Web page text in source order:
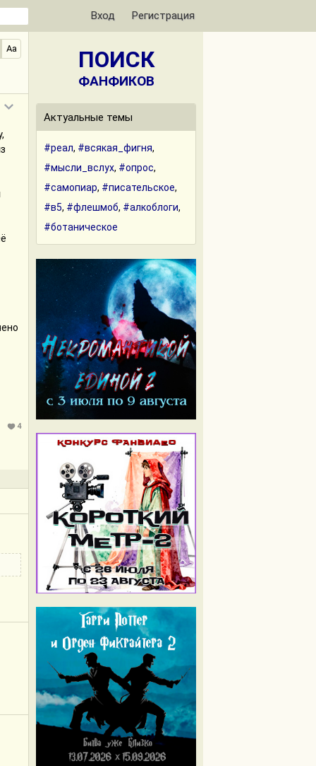
Вход Регистрация
Aa
4
ПОИСК
ФАНФИКОВ
Актуальные темы
#реал, #всякая_фигня,
#мысли_вслух, #опрос,
#самопиар, #писательское,
#в5, #флешмоб, #алкоблоги,
#ботаническое